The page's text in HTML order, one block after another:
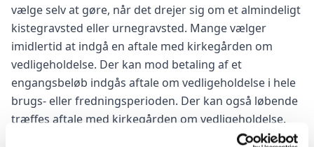
vælge selv at gøre, når det drejer sig om et almindeligt
kistegravsted eller urnegravsted. Mange vælger
imidlertid at indgå en aftale med kirkegården om
vedligeholdelse. Der kan mod betaling af et
engangsbeløb indgås aftale om vedligeholdelse i hele
brugs- eller fredningsperioden. Der kan også løbende
træffes aftale med kirkegården om vedligeholdelse.
Hvis det sker, vil kirkegården normalt opkræve